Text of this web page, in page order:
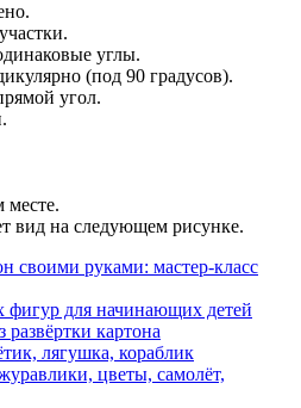
углы.
(под 90 градусов).
угол.
месте.
вид на следующем рисунке.
своими руками: мастер-класс
фигур для начинающих детей
развёртки картона
лягушка, кораблик
цветы, самолёт,